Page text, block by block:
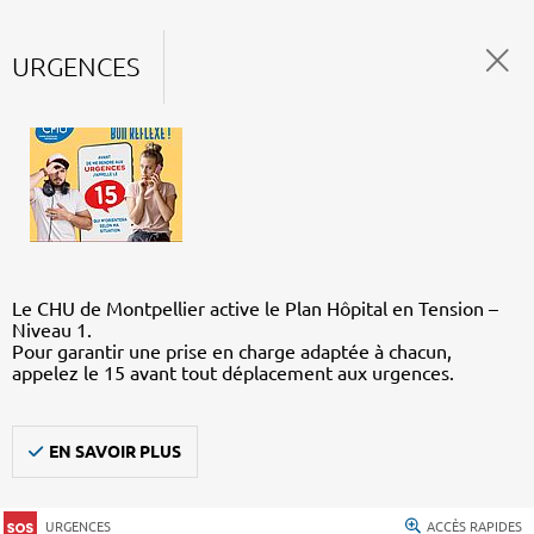
URGENCES
Le CHU de Montpellier active le Plan Hôpital en Tension –
Niveau 1.
Pour garantir une prise en charge adaptée à chacun,
appelez le 15 avant tout déplacement aux urgences.
EN SAVOIR PLUS
URGENCES ACCÈS RAPIDES